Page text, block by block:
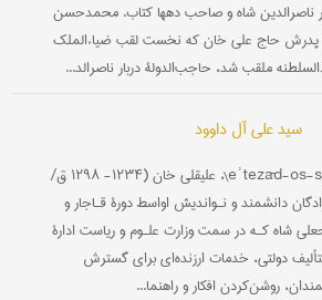
شاه و صاحب دهها كتاب. محمدحسن
و پدرش حاج علی خان كه نخست لقب ضیاءالملك
ملقب شد، حاجب‌الدولۀ دربار ناصرالد...
سید علی آل داوود
اعتضادالسلطنه \eʾtezād-os-saltane\، علیقلی خان (۱۲۳۴- ۱۲۹۸ ق/
شاهزادگان دانشمند و نـواندیش اواسط دورۀ قـاجار و
شاه كـه در سمت وزارت علـوم و ریاست ادارۀ
دولتی، خدمات ارزنده‌ای برای گسترش
روشن‌كردن افكار و راهنما...